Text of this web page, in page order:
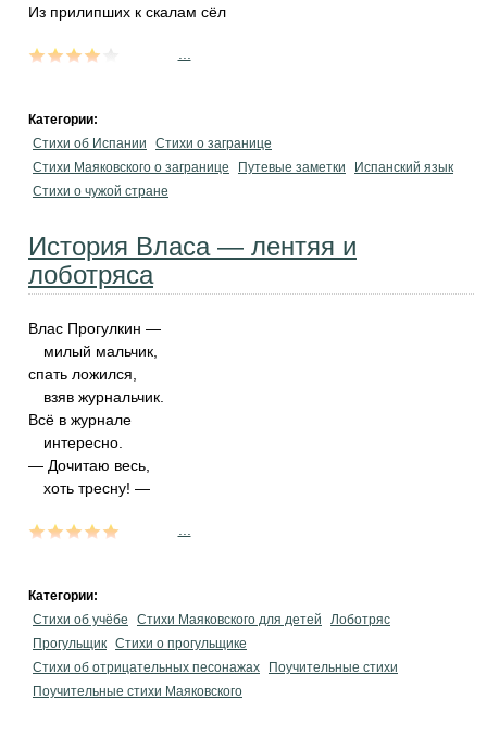
Из прилипших к скалам сёл
Категории:
Стихи об Испании
Стихи о загранице
Стихи Маяковского о загранице
Путевые заметки
Испанский язык
Стихи о чужой стране
История Власа — лентяя и
лоботряса
Влас Прогулкин —
милый мальчик,
спать ложился,
взяв журнальчик.
Всё в журнале
интересно.
— Дочитаю весь,
хоть тресну! —
Категории:
Стихи об учёбе
Стихи Маяковского для детей
Лоботряс
Прогульщик Стихи о прогульщике
Стихи об отрицательных песонажах
Поучительные стихи
Поучительные стихи Маяковского